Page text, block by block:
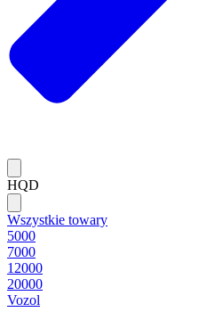
HQD
Wszystkie towary
5000
7000
12000
20000
Vozol